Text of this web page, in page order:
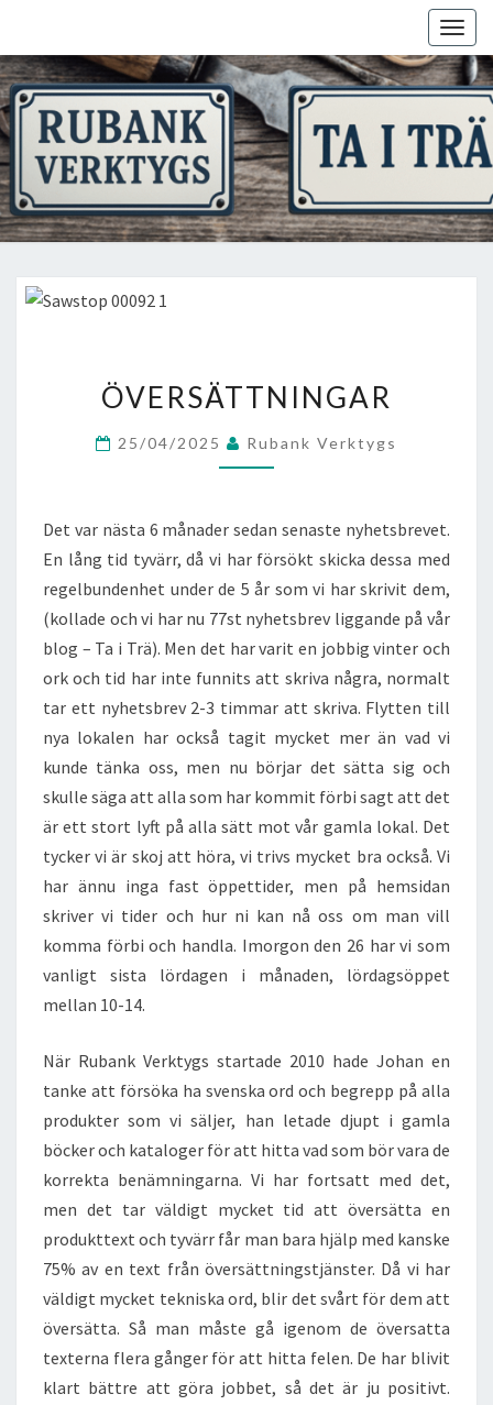
content
ÖVERSÄTTNINGAR
25/04/2025 Rubank Verktygs
Det var nästa 6 månader sedan senaste nyhetsbrevet.
En lång tid tyvärr, då vi har försökt skicka dessa med
regelbundenhet under de 5 år som vi har skrivit dem,
(kollade och vi har nu 77st nyhetsbrev liggande på vår
blog – Ta i Trä). Men det har varit en jobbig vinter och
ork och tid har inte funnits att skriva några, normalt
tar ett nyhetsbrev 2-3 timmar att skriva. Flytten till
nya lokalen har också tagit mycket mer än vad vi
kunde tänka oss, men nu börjar det sätta sig och
skulle säga att alla som har kommit förbi sagt att det
är ett stort lyft på alla sätt mot vår gamla lokal. Det
tycker vi är skoj att höra, vi trivs mycket bra också. Vi
har ännu inga fast öppettider, men på hemsidan
skriver vi tider och hur ni kan nå oss om man vill
komma förbi och handla. Imorgon den 26 har vi som
vanligt sista lördagen i månaden, lördagsöppet
mellan 10-14.
När Rubank Verktygs startade 2010 hade Johan en
tanke att försöka ha svenska ord och begrepp på alla
produkter som vi säljer, han letade djupt i gamla
böcker och kataloger för att hitta vad som bör vara de
korrekta benämningarna. Vi har fortsatt med det,
men det tar väldigt mycket tid att översätta en
produkttext och tyvärr får man bara hjälp med kanske
75% av en text från översättningstjänster. Då vi har
väldigt mycket tekniska ord, blir det svårt för dem att
översätta. Så man måste gå igenom de översatta
texterna flera gånger för att hitta felen. De har blivit
klart bättre att göra jobbet, så det är ju positivt.